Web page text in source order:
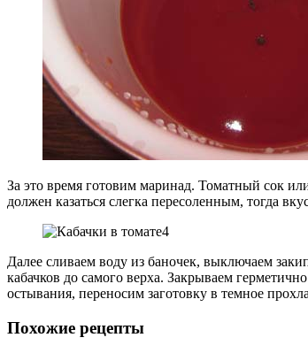
За это время готовим маринад. Томатный сок
должен казаться слегка пересоленным, тогда
Далее сливаем воду из баночек, выключаем
кабачков до самого верха. Закрываем
остывания, переносим заготовку в темное
Похожие рецепты